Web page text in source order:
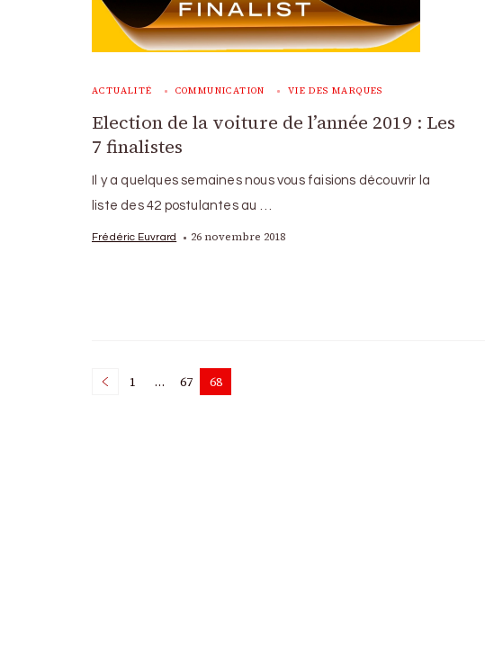
ACTUALITÉ COMMUNICATION VIE DES MARQUES
Election de la voiture de l’année 2019 : Les
7 finalistes
Il y a quelques semaines nous vous faisions découvrir la
liste des 42 postulantes au …
Frédéric Euvrard 26 novembre 2018
Posts
Page
1 … Page
67 Page
68